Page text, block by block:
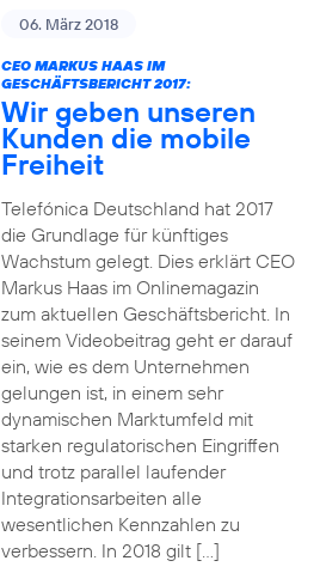
06. März 2018
CEO MARKUS HAAS IM
GESCHÄFTSBERICHT 2017:
Wir geben unseren
Kunden die mobile
Freiheit
Telefónica Deutschland hat 2017
die Grundlage für künftiges
Wachstum gelegt. Dies erklärt CEO
Markus Haas im Onlinemagazin
zum aktuellen Geschäftsbericht. In
seinem Videobeitrag geht er darauf
ein, wie es dem Unternehmen
gelungen ist, in einem sehr
dynamischen Marktumfeld mit
starken regulatorischen Eingriffen
und trotz parallel laufender
Integrationsarbeiten alle
wesentlichen Kennzahlen zu
verbessern. In 2018 gilt […]